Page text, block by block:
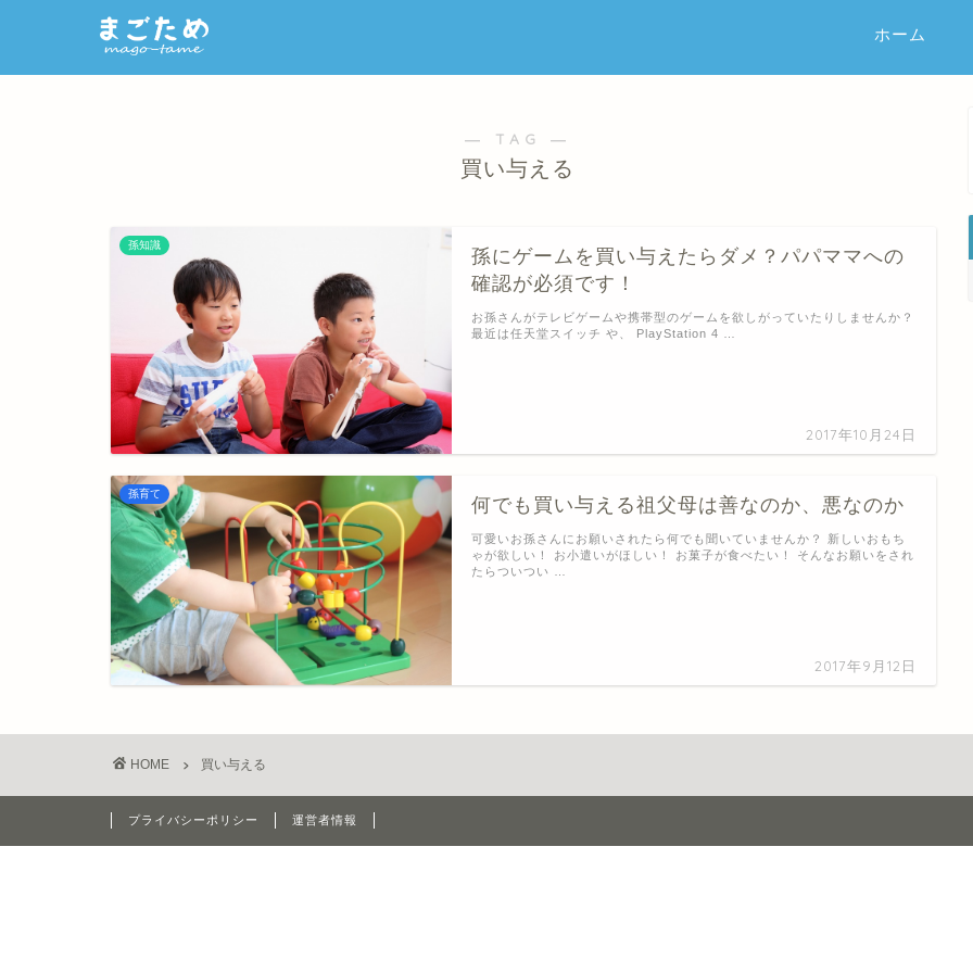
ホーム
― TAG ―
買い与える
孫知識
孫にゲームを買い与えたらダメ？パパママへの
確認が必須です！
2017年10月24日
お孫さんがテレビゲームや携帯型のゲームを欲しがっていたりしませんか？
最近は任天堂スイッチ や、 PlayStation 4 …
孫育て
何でも買い与える祖父母は善なのか、悪なのか
2017年9月12日
可愛いお孫さんにお願いされたら何でも聞いていませんか？ 新しいおもち
ゃが欲しい！ お小遣いがほしい！ お菓子が食べたい！ そんなお願いをされ
たらついつい …
HOME 買い与える
プライバシーポリシー 運営者情報